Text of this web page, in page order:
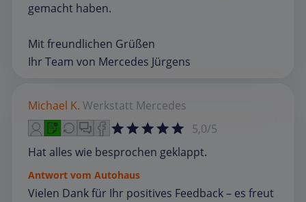
gemacht haben.
Mit freundlichen Grüßen
Ihr Team von Mercedes Jürgens
Michael K. Werkstatt Mercedes
5,0/5
Hat alles wie besprochen geklappt.
Antwort vom Autohaus
Vielen Dank für Ihr positives Feedback – es freut